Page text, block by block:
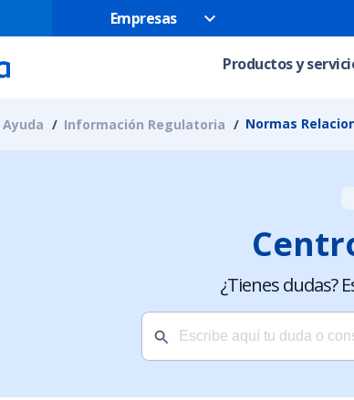
Empresas
Productos y
Información Regulatoria Normas
¿Tienes dudas?